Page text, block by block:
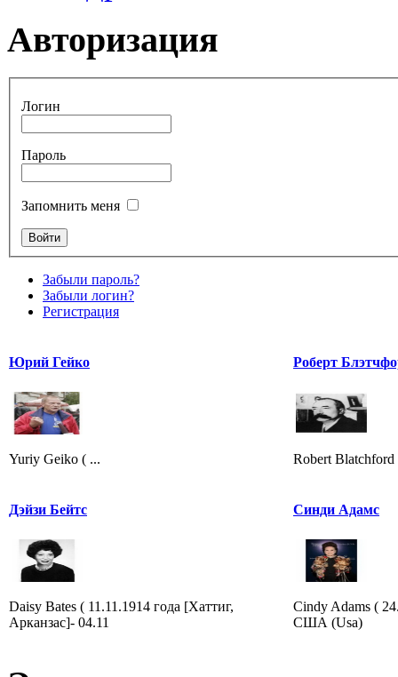
Авторизация
Логин
Пароль
Запомнить меня
Забыли пароль?
Забыли логин?
Регистрация
Юрий Гейко
Yuriy Geiko ( ...
Роберт
Robert Blatchford
Дэйзи Бейтс
Daisy Bates ( 11.11.1914 года [Хаттиг,
Арканзас]- 04.11
Синди Адамс
Cindy Adams (
США (Usa)